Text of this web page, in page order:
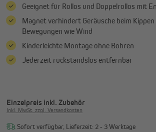
Geeignet für Rollos und Doppelrollos mit
Magnet verhindert Geräusche beim
Bewegungen wie Wind
Kinderleichte Montage ohne Bohren
Jederzeit rückstandslos entfernbar
Einzelpreis inkl. Zubehör
Inkl. MwSt. zzgl. Versandkosten
Sofort verfügbar, Lieferzeit: 2 - 3 Werktage